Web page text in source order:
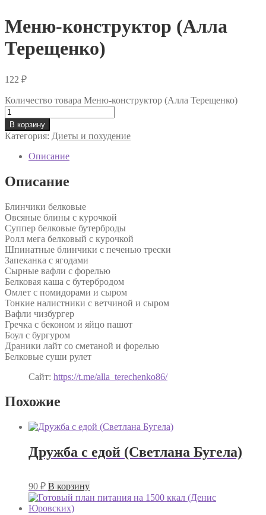
Меню-конструктор (Алла
Терещенко)
122 ₽
Количество товара Меню-конструктор (Алла Терещенко)
В корзину
Категория: Диеты и похудение
Описание
Описание
Блинчики белковые
Овсяные блины с курочкой
Суппер белковые бутерброды
Ролл мега белковый с курочкой
Шпинатные блинчики с печенью трески
Запеканка с ягодами
Сырные вафли с форелью
Белковая каша с бутербродом
Омлет с помидорами и сыром
Тонкие налистники с ветчиной и сыром
Вафли чизбургер
Гречка с беконом и яйцо пашот
Боул с бургуром
Драники лайт со сметаной и форелью
Белковые суши рулет
Сайт: https://t.me/alla_terechenko86/
Похожие
Дружба с едой (Светлана Бугела)
90 ₽ В корзину